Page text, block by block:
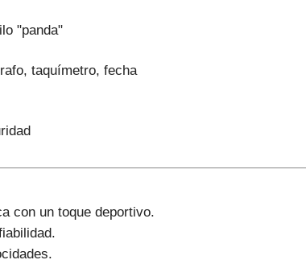
"panda"
taquímetro, fecha
con un toque deportivo.